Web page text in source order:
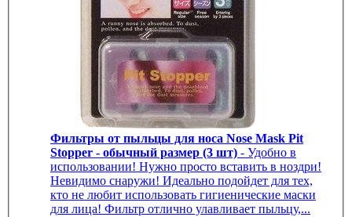
Фильтры от пыльцы для носа Nose Mask Pit
Stopper - обычный размер (3 шт) - Удобно в
использовании! Нужно просто вставить в ноздри!
Невидимо снаружи! Идеально подойдет для тех,
кто не любит использовать гигиенические маски
для лица! Фильтр отлично улавливает пыльцу,...